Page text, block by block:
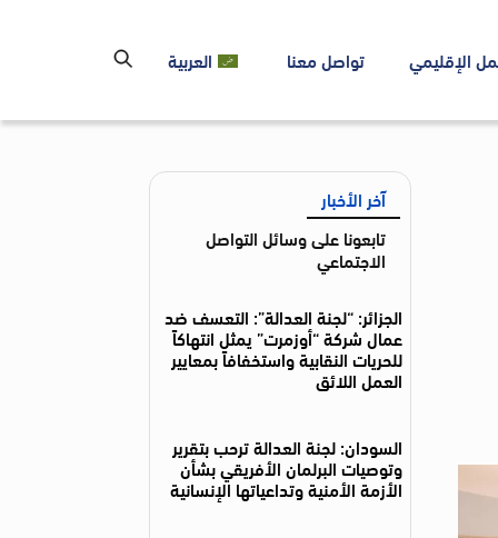
الإقليمي تواصل معنا العربية
آخر الأخبار
تابعونا على وسائل التواصل
الاجتماعي
الجزائر: “لجنة العدالة”: التعسف ضد
عمال شركة “أوزمرت” يمثل انتهاكاً
للحريات النقابية واستخفافاً بمعايير
العمل اللائق
السودان: لجنة العدالة ترحب بتقرير
وتوصيات البرلمان الأفريقي بشأن
الأزمة الأمنية وتداعياتها الإنسانية